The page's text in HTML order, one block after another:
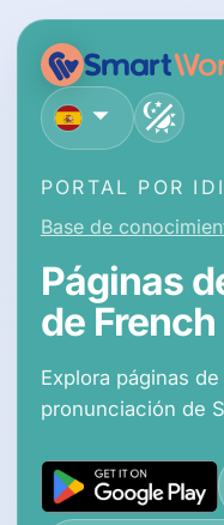
español
PORTAL POR
Base de
Páginas
de French
Explora páginas
pronunciación de